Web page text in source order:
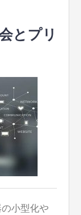
とプリ
小型化や